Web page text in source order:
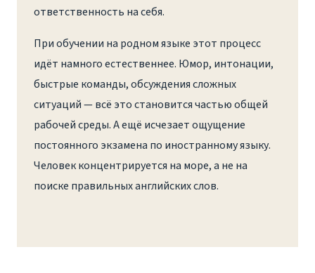
ответственность на себя.
При обучении на родном языке этот процесс
идёт намного естественнее. Юмор, интонации,
быстрые команды, обсуждения сложных
ситуаций — всё это становится частью общей
рабочей среды. А ещё исчезает ощущение
постоянного экзамена по иностранному языку.
Человек концентрируется на море, а не на
поиске правильных английских слов.